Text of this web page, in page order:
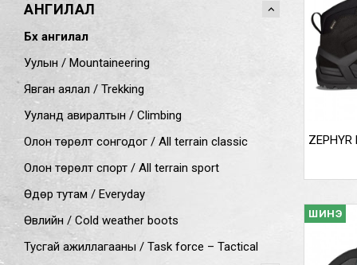
АНГИЛАЛ
Бүх ангилал
Уулын / Mountaineering
Явган аялал / Trekking
Ууланд авиралтын / Climbing
Олон төрөлт сонгодог / All terrain classic
Олон төрөлт спорт / All terrain sport
Өдөр тутам / Everyday
Өвлийн / Cold weather boots
Тусгай ажиллагааны / Task force – Tactical
ZEPHYR
ШИНЭ